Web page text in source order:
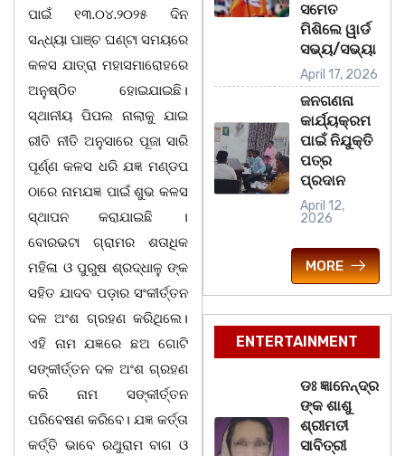
ପାଇଁ ୧୩.୦୪.୨୦୨୫ ଦିନ
ସନ୍ଧ୍ୟା ପାଞ୍ଚ ଘଣ୍ଟା ସମୟରେ
କଳସ ଯାତ୍ରା ମହାସମାରୋହରେ
ଅନୁଷ୍ଠିତ ହୋଇଯାଇଛି।
ସ୍ଥାନୀୟ ପିପଲ ନାଲାକୁ ଯାଇ
ରୀତି ନୀତି ଅନୁସାରେ ପୂଜା ସାରି
ପୂର୍ଣ୍ଣ କଳସ ଧରି ଯଜ୍ଞ ମଣ୍ଡପ
ଠାରେ ନାମଯଜ୍ଞ ପାଇଁ ଶୁଭ କଳସ
ସ୍ଥାପନ କରାଯାଇଛି ।
ବୋରଭଟା ଗ୍ରାମର ଶତାଧିକ
ମହିଳା ଓ ପୁରୁଷ ଶ୍ରଦ୍ଧାଳୁ ଙ୍କ
ସହିତ ଯାଦବ ପଡ଼ାର ସଂକୀର୍ତ୍ତନ
ଦଳ ଅଂଶ ଗ୍ରହଣ କରିଥିଲେ।
ଏହି ନାମ ଯଜ୍ଞରେ ଛଅ ଗୋଟି
ସଙ୍କୀର୍ତ୍ତନ ଦଳ ଅଂଶ ଗ୍ରହଣ
କରି ନାମ ସଙ୍କୀର୍ତ୍ତନ
ପରିବେଷଣ କରିବେ। ଯଜ୍ଞ କର୍ତ୍ତା
କର୍ତ୍ତି ଭାବେ ରଥୁରାମ ବାଗ ଓ
ସମେତ
ମିଶିଲେ ୱାର୍ଡ
ସଭ୍ୟ/ସଭ୍ୟା
April 17, 2026
ଜନଗଣନା
କାର୍ଯ୍ୟକ୍ରମ
ପାଇଁ ନିଯୁକ୍ତି
ପତ୍ର
ପ୍ରଦାନ
April 12,
2026
MORE
ENTERTAINMENT
ଡଃ ଜ୍ଞାନେନ୍ଦ୍ର
ଙ୍କ ଶାଶୁ
ଶ୍ରୀମତୀ
ସାବିତ୍ରୀ